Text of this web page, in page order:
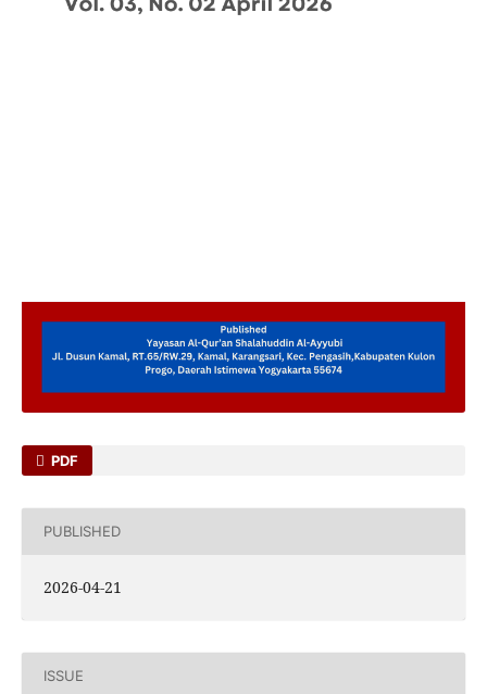
PDF
PUBLISHED
2026-04-21
ISSUE